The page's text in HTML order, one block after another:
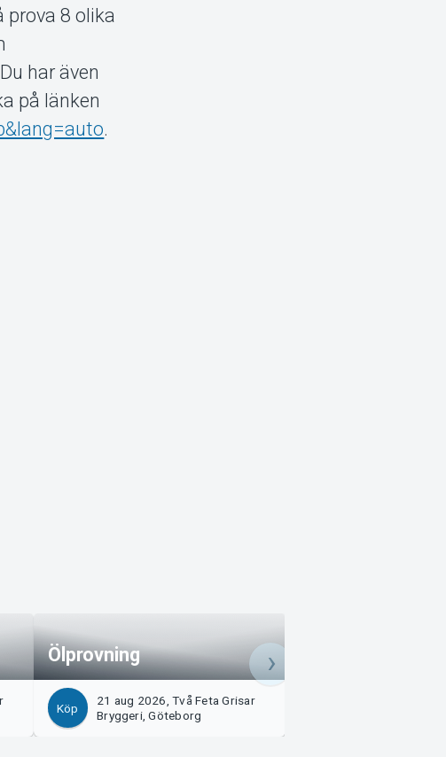
prova 8 olika
har även
på länken
.
Ölprovning
Köp
21 aug 2026, Två Feta Grisar
Bryggeri, Göteborg